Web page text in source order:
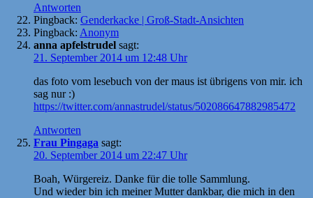
Antworten
Pingback: Genderkacke | Groß-Stadt-Ansichten
Pingback: Anonym
anna apfelstrudel sagt:
21. September 2014 um 12:48 Uhr
das foto vom lesebuch von der maus ist übrigens von mir. ich
sag nur :)
https://twitter.com/annastrudel/status/502086647882985472
Antworten
Frau Pingaga sagt:
20. September 2014 um 22:47 Uhr
Boah, Würgereiz. Danke für die tolle Sammlung.
Und wieder bin ich meiner Mutter dankbar, die mich in den